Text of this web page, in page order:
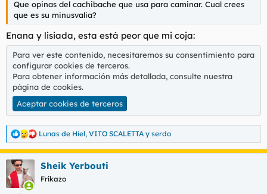
Que opinas del cachibache que usa para caminar. Cual crees
que es su minusvalia?
Enana y lisiada, esta está peor que mi coja:
Para ver este contenido, necesitaremos su consentimiento para
configurar cookies de terceros.
Para obtener información más detallada, consulte nuestra
página de cookies.
Aceptar cookies de terceros
R
e
a
c
c
i
Lunas de Hiel, VITO SCALETTA y serdo
Sheik Yerbouti
Frikazo